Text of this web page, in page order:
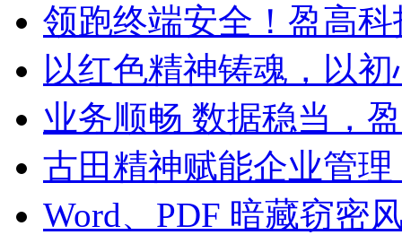
领跑终端安全！盈高
以红色精神铸魂，以
业务顺畅 数据稳当，
古田精神赋能企业管
Word、PDF 暗藏窃密